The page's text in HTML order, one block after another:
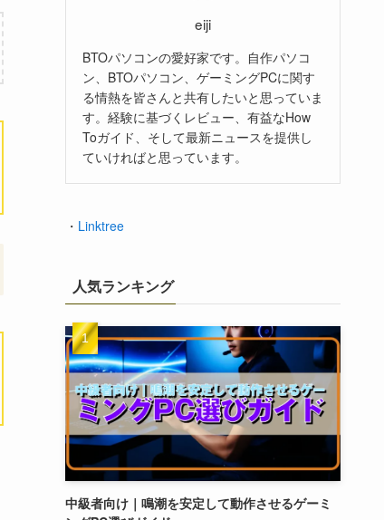
eiji
BTOパソコンの愛好家です。自作パソコ
ン、BTOパソコン、ゲーミングPCに関す
る情熱を皆さんと共有したいと思っていま
す。経験に基づくレビュー、有益なHow
Toガイド、そして最新ニュースを提供し
ていければと思っています。
・ Linktree
人気ランキング
中級者向け｜鳴潮を安定して動作させるゲーミ